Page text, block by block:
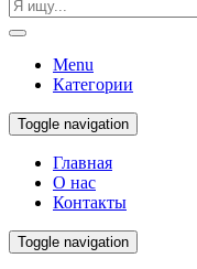
Menu
Категории
Toggle navigation
Главная
О нас
Контакты
Toggle navigation